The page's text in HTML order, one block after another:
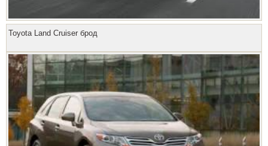
Toyota Land Cruiser брод